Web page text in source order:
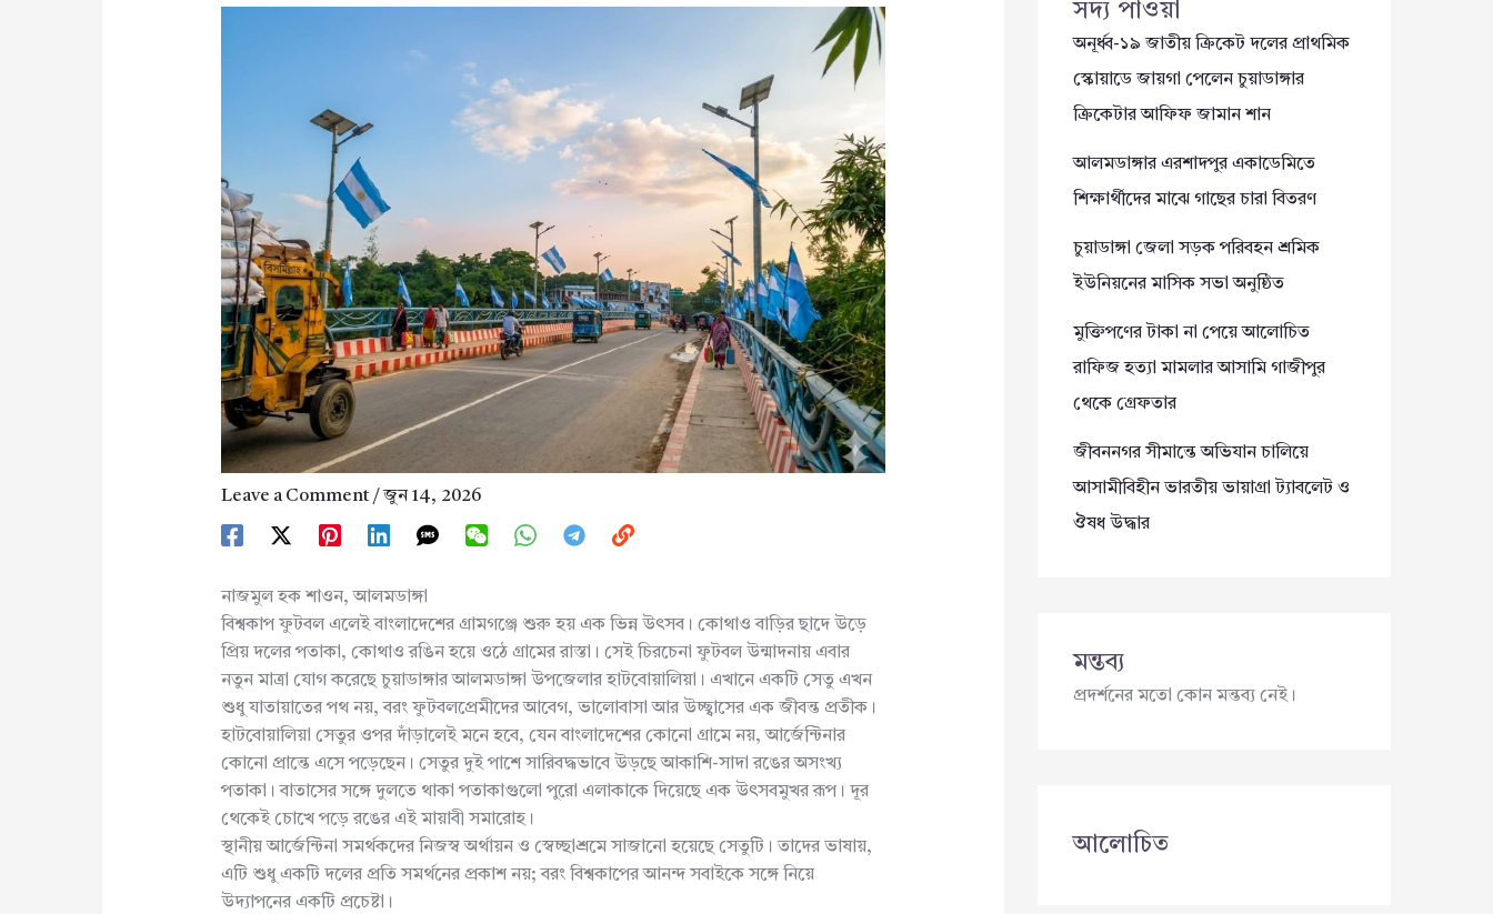
Leave a Comment /জুন 14, 2026
নাজমুল হক শাওন, আলমডাঙ্গা
বিশ্বকাপ ফুটবল এলেই বাংলাদেশের গ্রামগঞ্জে শুরু হয় এক ভিন্ন উৎসব। কোথাও বাড়ির ছাদে উড়ে
প্রিয় দলের পতাকা, কোথাও রঙিন হয়ে ওঠে গ্রামের রাস্তা। সেই চিরচেনা ফুটবল উন্মাদনায় এবার
নতুন মাত্রা যোগ করেছে চুয়াডাঙ্গার আলমডাঙ্গা উপজেলার হাটবোয়ালিয়া। এখানে একটি সেতু এখন
শুধু যাতায়াতের পথ নয়, বরং ফুটবলপ্রেমীদের আবেগ, ভালোবাসা আর উচ্ছ্বাসের এক জীবন্ত প্রতীক।
হাটবোয়ালিয়া সেতুর ওপর দাঁড়ালেই মনে হবে, যেন বাংলাদেশের কোনো গ্রামে নয়, আর্জেন্টিনার
কোনো প্রান্তে এসে পড়েছেন। সেতুর দুই পাশে সারিবদ্ধভাবে উড়ছে আকাশি-সাদা রঙের অসংখ্য
পতাকা। বাতাসের সঙ্গে দুলতে থাকা পতাকাগুলো পুরো এলাকাকে দিয়েছে এক উৎসবমুখর রূপ। দূর
থেকেই চোখে পড়ে রঙের এই মায়াবী সমারোহ।
স্থানীয় আর্জেন্টিনা সমর্থকদের নিজস্ব অর্থায়ন ও স্বেচ্ছাশ্রমে সাজানো হয়েছে সেতুটি। তাদের ভাষায়,
এটি শুধু একটি দলের প্রতি সমর্থনের প্রকাশ নয়; বরং বিশ্বকাপের আনন্দ সবাইকে সঙ্গে নিয়ে
উদ্যাপনের একটি প্রচেষ্টা।
সদ্য পাওয়া
অনূর্ধ্ব-১৯ জাতীয় ক্রিকেট দলের প্রাথমিক
স্কোয়াডে জায়গা পেলেন চুয়াডাঙ্গার
ক্রিকেটার আফিফ জামান শান
আলমডাঙ্গার এরশাদপুর একাডেমিতে
শিক্ষার্থীদের মাঝে গাছের চারা বিতরণ
চুয়াডাঙ্গা জেলা সড়ক পরিবহন শ্রমিক
ইউনিয়নের মাসিক সভা অনুষ্ঠিত
মুক্তিপণের টাকা না পেয়ে আলোচিত
রাফিজ হত্যা মামলার আসামি গাজীপুর
থেকে গ্রেফতার
জীবননগর সীমান্তে অভিযান চালিয়ে
আসামীবিহীন ভারতীয় ভায়াগ্রা ট্যাবলেট ও
ঔষধ উদ্ধার
মন্তব্য
প্রদর্শনের মতো কোন মন্তব্য নেই।
আলোচিত